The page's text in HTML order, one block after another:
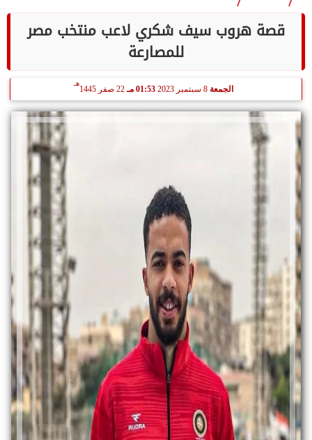
قصة هروب سيف شكري لاعب منتخب مصر
للمصارعة
الجمعة 8 سبتمبر 2023 01:53 مـ 22 صفر 1445
هـ